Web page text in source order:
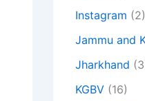
Instagram (2)
Jammu and
Jharkhand
KGBV (16)